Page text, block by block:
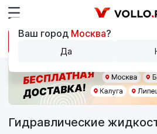
Гидравлические
Ваш город Москва?
Да